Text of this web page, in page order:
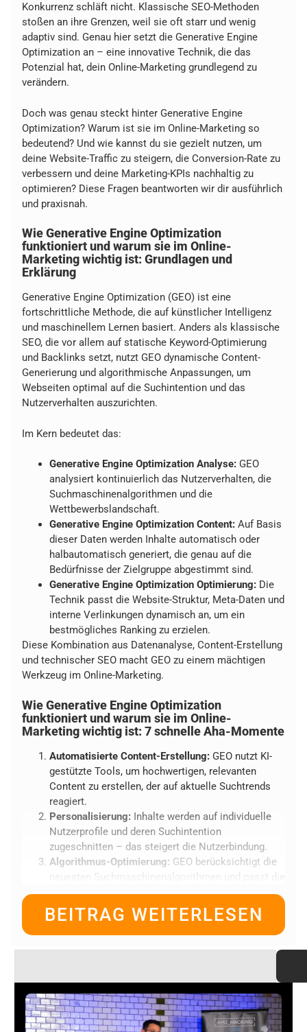
Konkurrenz schläft nicht. Klassische SEO-Methoden
stoßen an ihre Grenzen, weil sie oft starr und wenig
adaptiv sind. Genau hier setzt die Generative Engine
Optimization an – eine innovative Technik, die das
Potenzial hat, dein Online-Marketing grundlegend zu
verändern.
Doch was genau steckt hinter Generative Engine
Optimization? Warum ist sie im Online-Marketing so
bedeutend? Und wie kannst du sie gezielt nutzen, um
deine Website-Traffic zu steigern, die Conversion-Rate zu
verbessern und deine Marketing-KPIs nachhaltig zu
optimieren? Diese Fragen beantworten wir dir ausführlich
und praxisnah.
Wie Generative Engine Optimization
funktioniert und warum sie im Online-
Marketing wichtig ist: Grundlagen und
Erklärung
Generative Engine Optimization (GEO) ist eine
fortschrittliche Methode, die auf künstlicher Intelligenz
und maschinellem Lernen basiert. Anders als klassische
SEO, die vor allem auf statische Keyword-Optimierung
und Backlinks setzt, nutzt GEO dynamische Content-
Generierung und algorithmische Anpassungen, um
Webseiten optimal auf die Suchintention und das
Nutzerverhalten auszurichten.
Im Kern bedeutet das:
Generative Engine Optimization Analyse: GEO
analysiert kontinuierlich das Nutzerverhalten, die
Suchmaschinenalgorithmen und die
Wettbewerbslandschaft.
Generative Engine Optimization Content: Auf Basis
dieser Daten werden Inhalte automatisch oder
halbautomatisch generiert, die genau auf die
Bedürfnisse der Zielgruppe abgestimmt sind.
Generative Engine Optimization Optimierung: Die
Technik passt die Website-Struktur, Meta-Daten und
interne Verlinkungen dynamisch an, um ein
bestmögliches Ranking zu erzielen.
Diese Kombination aus Datenanalyse, Content-Erstellung
und technischer SEO macht GEO zu einem mächtigen
Werkzeug im Online-Marketing.
Wie Generative Engine Optimization
funktioniert und warum sie im Online-
Marketing wichtig ist: 7 schnelle Aha-Momente
Automatisierte Content-Erstellung: GEO nutzt KI-
gestützte Tools, um hochwertigen, relevanten
Content zu erstellen, der auf aktuelle Suchtrends
reagiert.
Personalisierung: Inhalte werden auf individuelle
Nutzerprofile und deren Suchintention
zugeschnitten – das steigert die Nutzerbindung.
Algorithmus-Optimierung: GEO berücksichtigt die
neuesten Suchmaschinenalgorithmen und passt die
SEO-Strategie in Echtzeit an.
Traffic-Steigerung: Durch zielgerichtete Content-
Generierung und technische Optimierung erhöht
sich der organische Traffic signifikant.
Conversion-Rate-Optimierung:GEO verbessert
Nutzererfahrung, was zu höheren Conversions
führt.
Effizienzsteigerung:Automatisierte Prozesse
sparen Zeit und Ressourcen im Vergleich zu
BEITRAG WEITERLESEN